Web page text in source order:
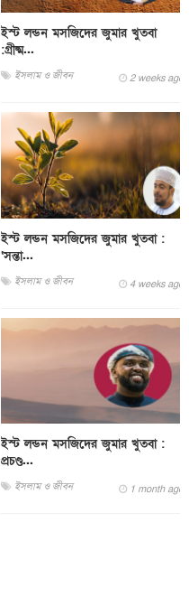
ইস্ট লন্ডন মসজিদের জুমার খুতবা
:গ্রীষ্ম...
ইসলাম ও জীবন 2 weeks ago
ইস্ট লন্ডন মসজিদের জুমার খুতবা :
‘সন্তা...
ইসলাম ও জীবন 4 weeks ago
ইস্ট লন্ডন মসজিদের জুমার খুতবা :
প্রচণ্ড...
ইসলাম ও জীবন 1 month ago